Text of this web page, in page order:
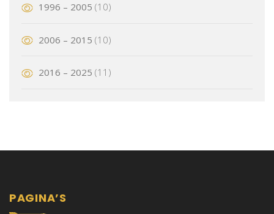
1996 – 2005 (10)
2006 – 2015 (10)
2016 – 2025 (11)
PAGINA’S